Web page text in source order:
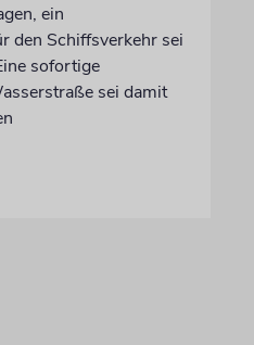
ein
den Schiffsverkehr sei
sofortige
sei damit